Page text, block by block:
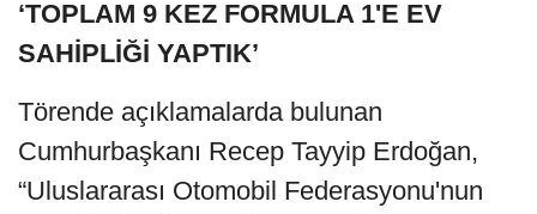
‘TOPLAM 9 KEZ FORMULA 1'E EV
SAHİPLİĞİ YAPTIK’
Törende açıklamalarda bulunan
Cumhurbaşkanı Recep Tayyip Erdoğan,
“Uluslararası Otomobil Federasyonu'nun